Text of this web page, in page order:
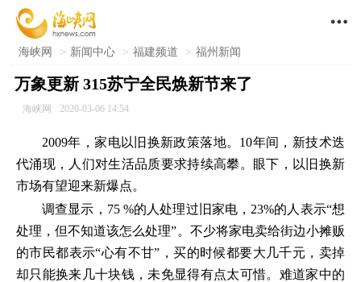

海峡网 > 新闻中心 > 福建频道 > 福州新闻
万象更新 315苏宁全民焕新节来了
海峡网 2020-03-06 14:54
2009年，家电以旧换新政策落地。10年间，新技术迭
代涌现，人们对生活品质要求持续高攀。眼下，以旧换新
市场有望迎来新爆点。
调查显示，75 %的人处理过旧家电，23%的人表示“想
处理，但不知道该怎么处理”。不少将家电卖给街边小摊贩
的市民都表示“心有不甘”，买的时候都要大几千元，卖掉
却只能换来几十块钱，未免显得有点太可惜。难道家中的